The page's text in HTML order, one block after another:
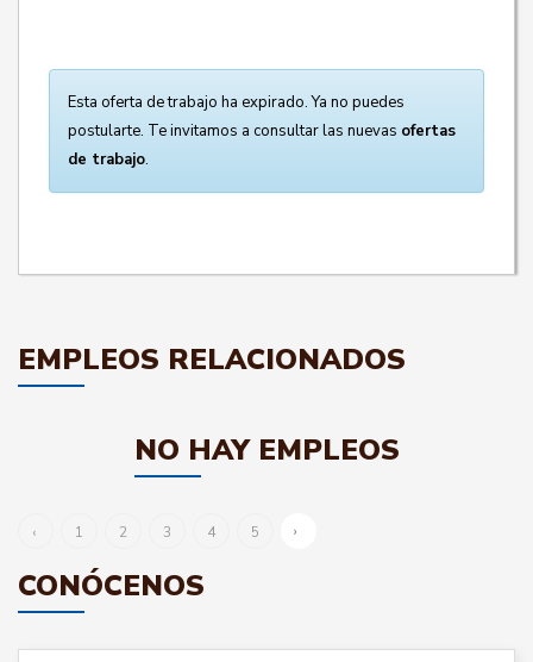
Esta oferta de trabajo ha expirado. Ya no puedes
postularte. Te invitamos a consultar las nuevas ofertas
de trabajo.
EMPLEOS RELACIONADOS
NO HAY EMPLEOS
‹ 1 2 3 4 5 ›
CONÓCENOS